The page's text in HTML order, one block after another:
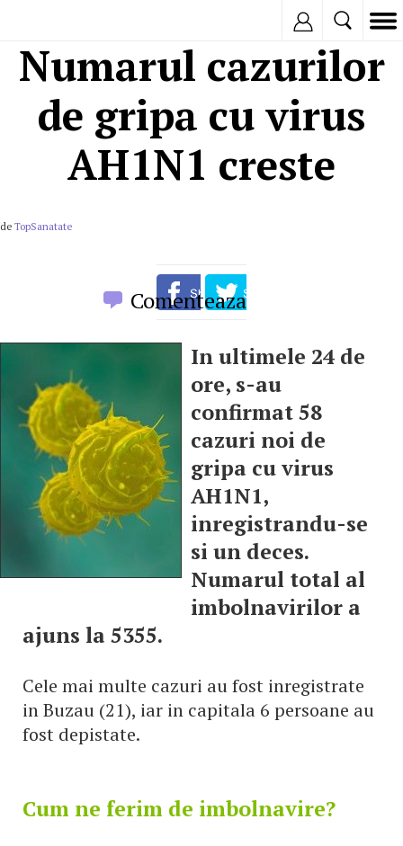
Numarul cazurilor
de gripa cu virus
AH1N1 creste
de TopSanatate
Comenteaza
In ultimele 24 de
ore, s-au
confirmat 58
cazuri noi de
gripa cu virus
AH1N1,
inregistrandu-se
si un deces.
Numarul total al
imbolnavirilor a
ajuns la 5355.
Cele mai multe cazuri au fost inregistrate
in Buzau (21), iar in capitala 6 persoane au
fost depistate.
Cum ne ferim de imbolnavire?